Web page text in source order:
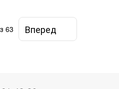
з 63 Вперед